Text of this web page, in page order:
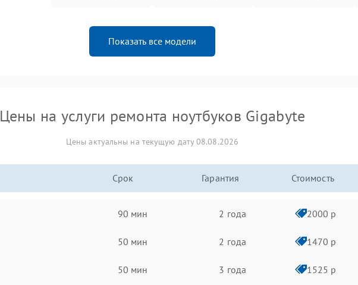
Показать все модели
Цены на услуги ремонта ноутбуков Gigabyte
Цены актуальны на текущую дату 08.08.2026
Срок Гарантия Стоимость
90 мин 2 года 2000 р
50 мин 2 года 1470 р
50 мин 3 года 1525 р